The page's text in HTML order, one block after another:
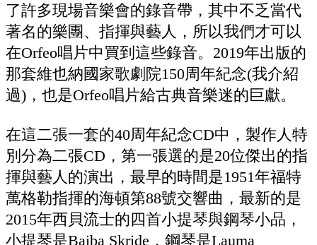
了許多現場音樂會的錄音帶，其中不乏當代
著名的樂團、指揮與藝人，所以我們才可以
在Orfeo唱片中買到這些錄音。2019年出版的
那套維也納國家歌劇院150周年紀念(我介紹
過)，也是Orfeo唱片給古典音樂迷的巨獻。
在這二張一套的40周年紀念CD中，製作人特
別分為二張CD，第一張選的是20位傑出的指
揮與藝人的演出，最早的時間是1951年福特
萬格勒指揮的海頓第88號交響曲，最新的是
2015年西貝流士的四首小提琴與鋼琴小品，
小提琴是Baiba Skride，鋼琴是Lauma